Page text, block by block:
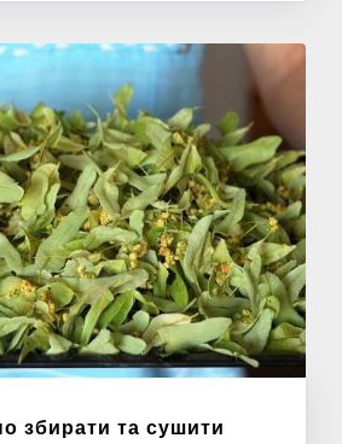
збирати та сушити